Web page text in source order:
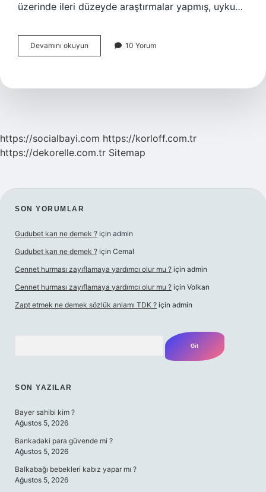
üzerinde ileri düzeyde araştırmalar yapmış, uyku…
Devamını okuyun Bebeklerde
uyku
hangi
10 Yorum
https://socialbayi.com https://korloff.com.tr
https://dekorelle.com.tr Sitemap
SIDEBAR
SON YORUMLAR
Gudubet karı ne demek ? için admin
Gudubet karı ne demek ? için Cemal
Cennet hurması zayıflamaya yardımcı olur mu ? için admin
Cennet hurması zayıflamaya yardımcı olur mu ? için Volkan
Zapt etmek ne demek sözlük anlamı TDK ? için admin
SON YAZILAR
Bayer sahibi kim ?
Ağustos 5, 2026
Bankadaki para güvende mi ?
Ağustos 5, 2026
Balkabağı bebekleri kabız yapar mı ?
Ağustos 5, 2026